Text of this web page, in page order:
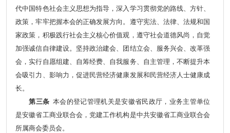
代中国特色社会主义思想为指导，深入学习贯彻党的路线、方针、
政策，牢牢把握本会的正确发展方向。遵守宪法、法律、法规和国
家政策，积极践行社会主义核心价值观，遵守社会道德风尚，自觉
加强诚信自律建设。坚持政治建会、团结立会、服务兴会、改革强
会，实行自愿组建、自筹经费、自我服务、自主管理，不断提升本
会吸引力、影响力，促进民营经济健康发展和民营经济人士健康成
长。
第三条 本会的登记管理机关是安徽省民政厅，业务主管单位
是安徽省工商业联合会，党建工作机构是中共安徽省工商业联合会
所属商会委员会。